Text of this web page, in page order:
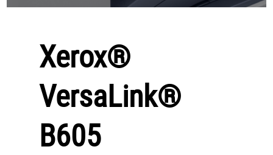
Xerox® DocuShare®
Workplace Solutions
Simplifiez la gestion RH de votre entreprise avec un logiciel
Gammes d’équipements et services d’impression
Xerox®
VersaLink®
B605